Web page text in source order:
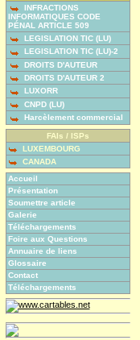
INFRACTIONS
INFORMATIQUES CODE
PÉNAL ARTICLE 509
LEGISLATION TIC (LU)
LEGISLATION TIC (LU)-2
DROITS D'AUTEUR
DROITS D'AUTEUR 2
LUXORR
CNPD (LU)
Harcèlement commercial
FAIs / ISPs
LUXEMBOURG
CANADA
Accueil
Présentation
Soumettre article
Galerie
Téléchargements
Foire aux Questions
Annuaire de liens
Glossaire
Contact
Téléchargements